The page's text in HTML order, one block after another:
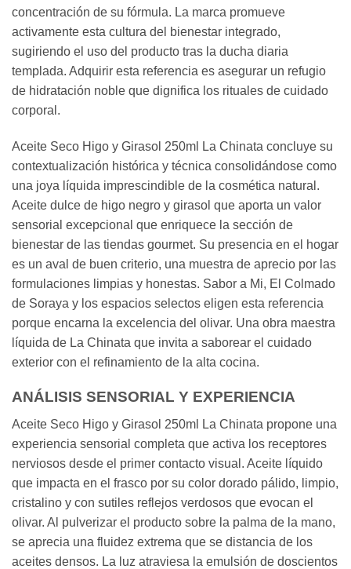
concentración de su fórmula. La marca promueve
activamente esta cultura del bienestar integrado,
sugiriendo el uso del producto tras la ducha diaria
templada. Adquirir esta referencia es asegurar un refugio
de hidratación noble que dignifica los rituales de cuidado
corporal.
Aceite Seco Higo y Girasol 250ml La Chinata concluye su
contextualización histórica y técnica consolidándose como
una joya líquida imprescindible de la cosmética natural.
Aceite dulce de higo negro y girasol que aporta un valor
sensorial excepcional que enriquece la sección de
bienestar de las tiendas gourmet. Su presencia en el hogar
es un aval de buen criterio, una muestra de aprecio por las
formulaciones limpias y honestas. Sabor a Mi, El Colmado
de Soraya y los espacios selectos eligen esta referencia
porque encarna la excelencia del olivar. Una obra maestra
líquida de La Chinata que invita a saborear el cuidado
exterior con el refinamiento de la alta cocina.
ANÁLISIS SENSORIAL Y EXPERIENCIA
Aceite Seco Higo y Girasol 250ml La Chinata propone una
experiencia sensorial completa que activa los receptores
nerviosos desde el primer contacto visual. Aceite líquido
que impacta en el frasco por su color dorado pálido, limpio,
cristalino y con sutiles reflejos verdosos que evocan el
olivar. Al pulverizar el producto sobre la palma de la mano,
se aprecia una fluidez extrema que se distancia de los
aceites densos. La luz atraviesa la emulsión de doscientos